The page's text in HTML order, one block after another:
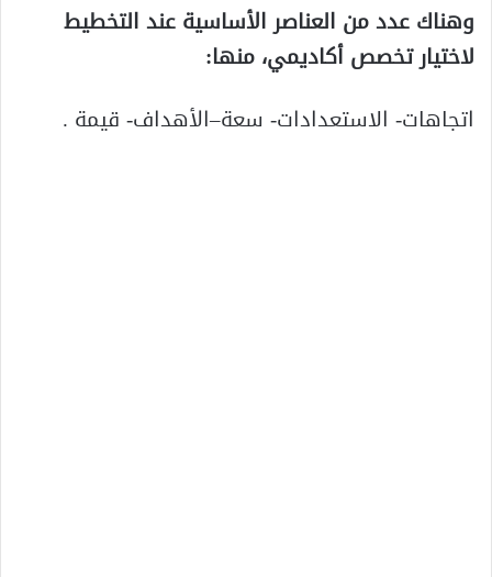
وهناك عدد من العناصر الأساسية عند التخطيط
لاختيار تخصص أكاديمي، منها:
اتجاهات- الاستعدادات- سعة–الأهداف- قيمة .